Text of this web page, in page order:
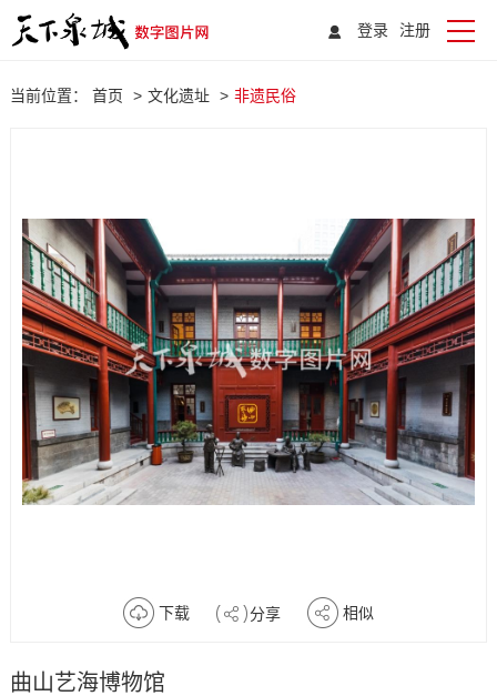
登录 注册
当前位置： 首页 > 文化遗址 > 非遗民俗
下载 分享 相似
曲山艺海博物馆